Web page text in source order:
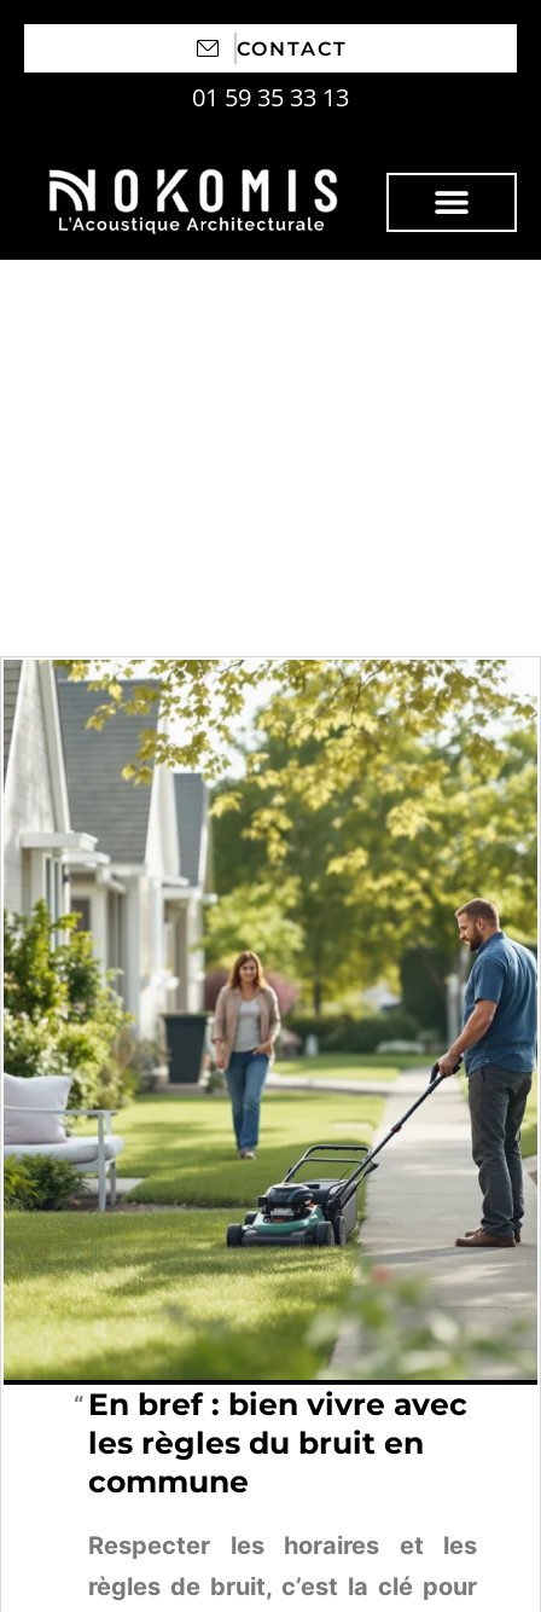
CONTACT
01 59 35 33 13
En bref : bien vivre avec
les règles du bruit en
commune
Respecter les horaires et les
règles de bruit, c’est la clé pour